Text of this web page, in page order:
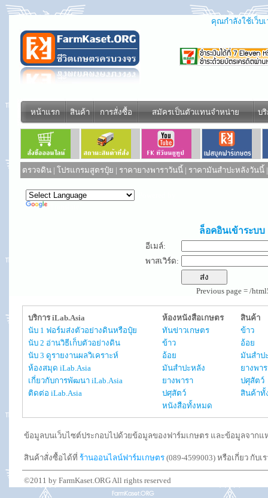
คุณกำลังใช้เว็บ
หน้าแรก สินค้า การสั่งซื้อ สมัครเป็นตัวแทนจำหน่าย บ
ตรวจดิน | โปรแกรมสูตรปุ๋ย | ราคายางพาราวันนี้ | ราคามันสำปะหลังวันนี้
ล็อคอินเข้าระบบ
อีเมล์:
พาสเวิร์ด:
Previous page = /
บริการ iLab.Asia
นับ 1 ฟอร์มส่งตัวอย่างดินหรือปุ๋ย
นับ 2 อ่านวิธีเก็บตัวอย่างดิน
นับ 3 ดูรายงานผลวิเคราะห์
ห้องสมุด iLab.Asia
เกี่ยวกับการพัฒนา iLab.Asia
ติดต่อ iLab.Asia
ห้องหนังสือเกษตร
ทันข่าวเกษตร
ข้าว
อ้อย
มันสำปะหลัง
ยางพารา
ปศุสัตว์
หนังสือทั้งหมด
สินค้า
ข้าว
อ้อย
มันสำป
ยางพา
ปศุสัตว์
สินค้าทั้
ข้อมูลบนเว็บไซต์ประกอบไปด้วยข้อมูลของฟาร์มเกษตร และข้อมูลจาก
สินค้าสั่งซื้อได้ที่ ร้านออนไลน์ฟาร์มเกษตร (089-4599003) หรือเกี่ยว กับเ
©2011 by FarmKaset.ORG All rights reserved